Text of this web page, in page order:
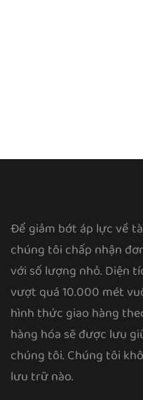
Để giảm bớt áp lực về
chúng tôi chấp nhận
với số lượng nhỏ. Diện
vượt quá 10.000 mét
hình thức giao hàng
hàng hóa sẽ được lưu
chúng tôi. Chúng tôi
lưu trữ nào.